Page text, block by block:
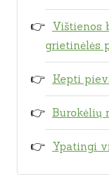
Vištienos
grietinėlės
Kepti
Burokėlių
Ypatingi